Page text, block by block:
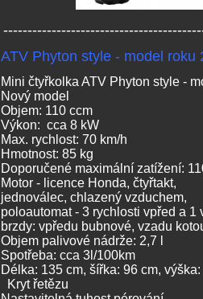
ATV Phyton style - model roku
Mini čtyřkolka ATV Phyton style -
Nový model
Objem: 110 ccm
Výkon: cca 8 kW
Max. rychlost: 70 km/h
Hmotnost: 85 kg
Doporučené maximální zatížení:
Motor - licence Honda, čtyřtakt,
jednoválec, chlazený vzduchem,
poloautomat - 3 rychlosti vpřed a 1
brzdy: vpředu bubnové, vzadu
Objem palivové nádrže: 2,7 l
Spotřeba: cca 3l/100km
Délka: 135 cm, šířka: 96
Kryt řetězu